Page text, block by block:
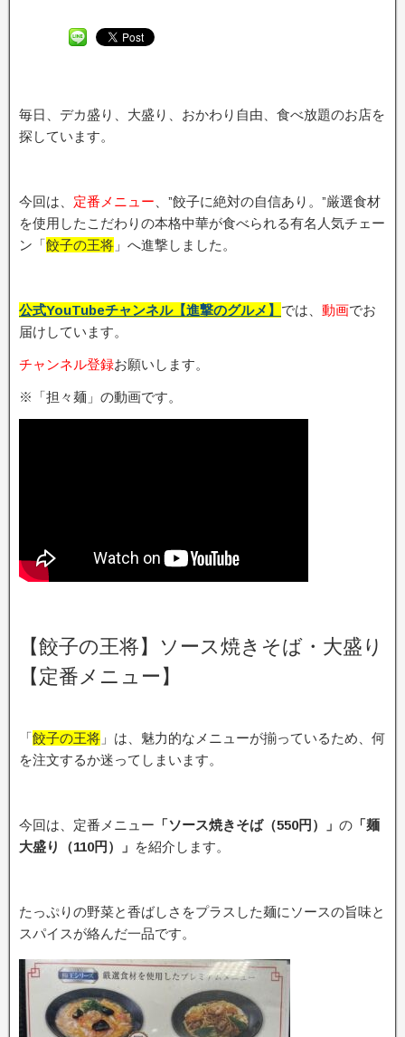
毎日、デカ盛り、大盛り、おかわり自由、食べ放題のお店を
探しています。
今回は、 定番メニュー 、”餃子に絶対の自信あり。”厳選食材
を使用したこだわりの本格中華が食べられる有名人気チェー
ン「餃子の王将 」へ進撃しました。
公式YouTubeチャンネル【進撃のグルメ】 では、 動画でお
届けしています。
チャンネル登録お願いします。
※「担々麺」の動画です。
【餃子の王将】ソース焼きそば・大盛り
【定番メニュー】
「餃子の王将 」は、魅力的なメニューが揃っているため、何
を注文するか迷ってしまいます。
今回は、定番メニュー 「ソース焼きそば（550円）」 の 「麺
大盛り（110円）」 を紹介します。
たっぷりの野菜と香ばしさをプラスした麺にソースの旨味と
スパイスが絡んだ一品です。